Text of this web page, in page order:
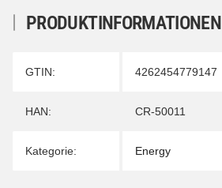
PRODUKTINFORMATIONEN
Produkteigenschaft
Wert
GTIN: 4262454779147
HAN: CR-50011
Kategorie: Energy